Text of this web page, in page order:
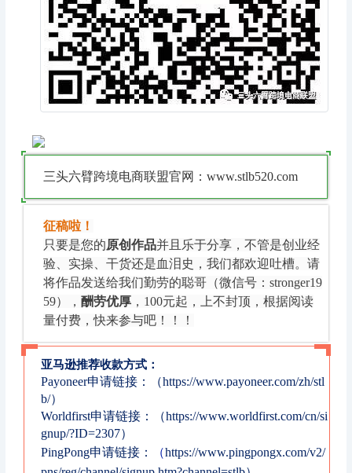
三头六臂跨境电商联盟官网：www.stlb520.com
征稿啦！
只要是您的原创作品并且乐于分享，不管是创业经
验、实操、干货还是血泪史，我们都欢迎吐槽。请
将作品发送给我们勤劳的聪哥（微信号：stronger19
59）， 酬劳优厚 ，100元起，上不封顶，根据阅读
量付费，快来参与吧！！！
亚马逊推荐收款方式：
Payoneer申请链接：（https://www.payoneer.com/zh/stl
b/）
Worldfirst申请链接：（https://www.worldfirst.com/cn/si
gnup/?ID=2307）
PingPong申请链接：
（https://www.pingpongx.com/v2/